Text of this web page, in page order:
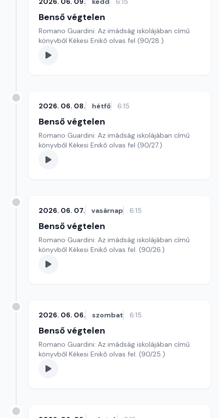
Benső végtelen
Romano Guardini: Az imádság iskolájában című
könyvből Kékesi Enikő olvas fel (90/28.)
2026. 06. 08. hétfő 6:15
Benső végtelen
Romano Guardini: Az imádság iskolájában című
könyvből Kékesi Enikő olvas fel (90/27.)
2026. 06. 07. vasárnap 6:15
Benső végtelen
Romano Guardini: Az imádság iskolájában című
könyvből Kékesi Enikő olvas fel. (90/26.)
2026. 06. 06. szombat 6:15
Benső végtelen
Romano Guardini: Az imádság iskolájában című
könyvből Kékesi Enikő olvas fel. (90/25.)